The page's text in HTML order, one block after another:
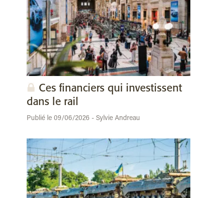
Ces financiers qui investissent
dans le rail
Publié le 09/06/2026 - Sylvie Andreau